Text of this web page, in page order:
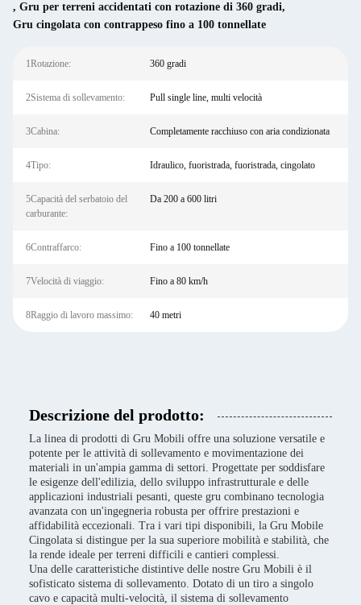
, Gru per terreni accidentati con rotazione di 360 gradi,
Gru cingolata con contrappeso fino a 100 tonnellate
1Rotazione: 360 gradi
2Sistema di sollevamento: Pull single line, multi velocità
3Cabina: Completamente racchiuso con aria condizionata
4Tipo: Idraulico, fuoristrada, fuoristrada, cingolato
5Capacità del serbatoio del
carburante:
Da 200 a 600 litri
6Contraffarco: Fino a 100 tonnellate
7Velocità di viaggio: Fino a 80 km/h
8Raggio di lavoro massimo: 40 metri
Descrizione del prodotto:
La linea di prodotti di Gru Mobili offre una soluzione versatile e
potente per le attività di sollevamento e movimentazione dei
materiali in un'ampia gamma di settori. Progettate per soddisfare
le esigenze dell'edilizia, dello sviluppo infrastrutturale e delle
applicazioni industriali pesanti, queste gru combinano tecnologia
avanzata con un'ingegneria robusta per offrire prestazioni e
affidabilità eccezionali. Tra i vari tipi disponibili, la Gru Mobile
Cingolata si distingue per la sua superiore mobilità e stabilità, che
la rende ideale per terreni difficili e cantieri complessi.
Una delle caratteristiche distintive delle nostre Gru Mobili è il
sofisticato sistema di sollevamento. Dotato di un tiro a singolo
cavo e capacità multi-velocità, il sistema di sollevamento